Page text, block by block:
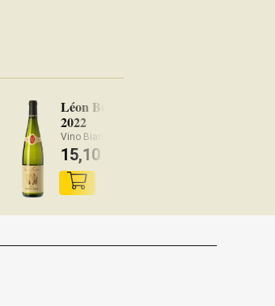
Léon Beyer Sylvaner
2022
Vino Bianco Alsace AOC
15,10